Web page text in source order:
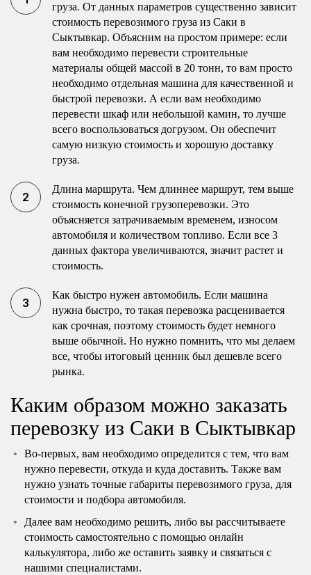
груза. От данных параметров существенно зависит
стоимость перевозимого груза из Саки в
Сыктывкар. Объясним на простом примере: если
вам необходимо перевести строительные
материалы общей массой в 20 тонн, то вам просто
необходимо отдельная машина для качественной и
быстрой перевозки. А если вам необходимо
перевести шкаф или небольшой камин, то лучше
всего воспользоваться догрузом. Он обеспечит
самую низкую стоимость и хорошую доставку
груза.
Длина маршрута. Чем длиннее маршрут, тем выше
стоимость конечной грузоперевозки. Это
объясняется затрачиваемым временем, износом
автомобиля и количеством топливо. Если все 3
данных фактора увеличиваются, значит растет и
стоимость.
Как быстро нужен автомобиль. Если машина
нужна быстро, то такая перевозка расценивается
как срочная, поэтому стоимость будет немного
выше обычной. Но нужно помнить, что мы делаем
все, чтобы итоговый ценник был дешевле всего
рынка.
Каким образом можно заказать
перевозку из Саки в Сыктывкар
Во-первых, вам необходимо определится с тем, что вам
нужно перевести, откуда и куда доставить. Также вам
нужно узнать точные габариты перевозимого груза, для
стоимости и подбора автомобиля.
Далее вам необходимо решить, либо вы рассчитываете
стоимость самостоятельно с помощью онлайн
калькулятора, либо же оставить заявку и связаться с
нашими специалистами.